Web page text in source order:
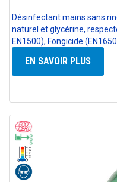
Désinfectant mains sans
naturel et glycérine,
EN1500), Fongicide
EN SAVOIR PLUS